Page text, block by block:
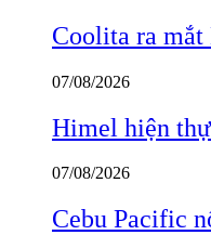
Coolita ra mắt
07/08/2026
Himel hiện
07/08/2026
Cebu Pacific